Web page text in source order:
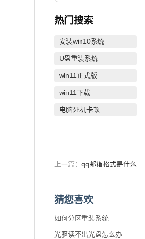
热门搜索
安装win10系统
U盘重装系统
win11正式版
win11下载
电脑死机卡顿
上一篇： qq邮箱格式是什么
猜您喜欢
如何分区重装系统
光驱读不出光盘怎么办